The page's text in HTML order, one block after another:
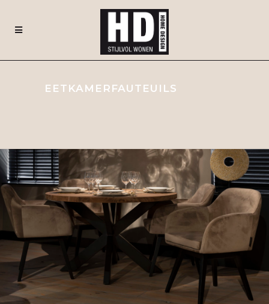
EETKAMERFAUTEUILS